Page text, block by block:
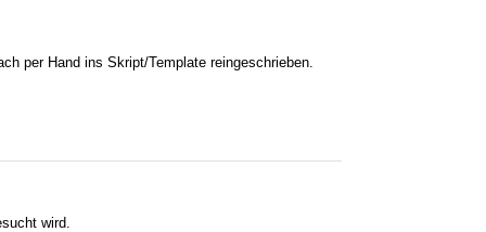
per Hand ins Skript/Template reingeschrieben.
wird.